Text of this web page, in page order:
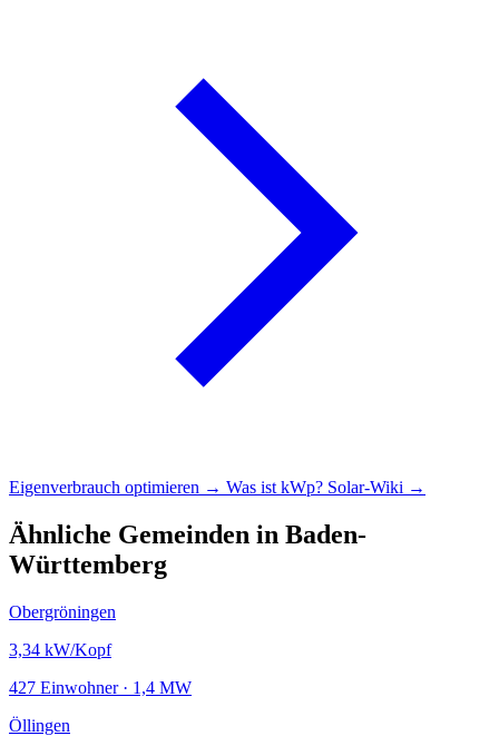
Eigenverbrauch optimieren → Was ist kWp? Solar-Wiki →
Ähnliche Gemeinden in Baden-
Württemberg
Obergröningen
3,34 kW/Kopf
427 Einwohner · 1,4 MW
Öllingen